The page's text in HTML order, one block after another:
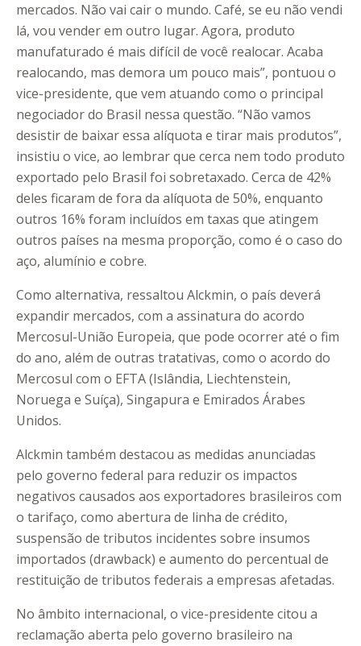
mercados. Não vai cair o mundo. Café, se eu não vendi
lá, vou vender em outro lugar. Agora, produto
manufaturado é mais difícil de você realocar. Acaba
realocando, mas demora um pouco mais”, pontuou o
vice-presidente, que vem atuando como o principal
negociador do Brasil nessa questão. “Não vamos
desistir de baixar essa alíquota e tirar mais produtos”,
insistiu o vice, ao lembrar que cerca nem todo produto
exportado pelo Brasil foi sobretaxado. Cerca de 42%
deles ficaram de fora da alíquota de 50%, enquanto
outros 16% foram incluídos em taxas que atingem
outros países na mesma proporção, como é o caso do
aço, alumínio e cobre.
Como alternativa, ressaltou Alckmin, o país deverá
expandir mercados, com a assinatura do acordo
Mercosul-União Europeia, que pode ocorrer até o fim
do ano, além de outras tratativas, como o acordo do
Mercosul com o EFTA (Islândia, Liechtenstein,
Noruega e Suíça), Singapura e Emirados Árabes
Unidos.
Alckmin também destacou as medidas anunciadas
pelo governo federal para reduzir os impactos
negativos causados aos exportadores brasileiros com
o tarifaço, como abertura de linha de crédito,
suspensão de tributos incidentes sobre insumos
importados (drawback) e aumento do percentual de
restituição de tributos federais a empresas afetadas.
No âmbito internacional, o vice-presidente citou a
reclamação aberta pelo governo brasileiro na